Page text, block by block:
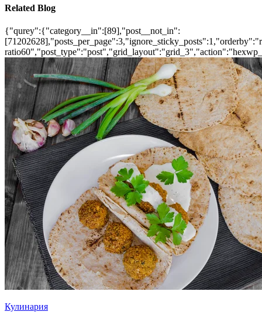
Related Blog
{"qurey":{"category__in":[89],"post__not_in":
Кулинария